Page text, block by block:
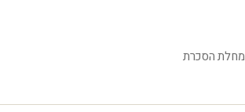
מחלת הסכרת